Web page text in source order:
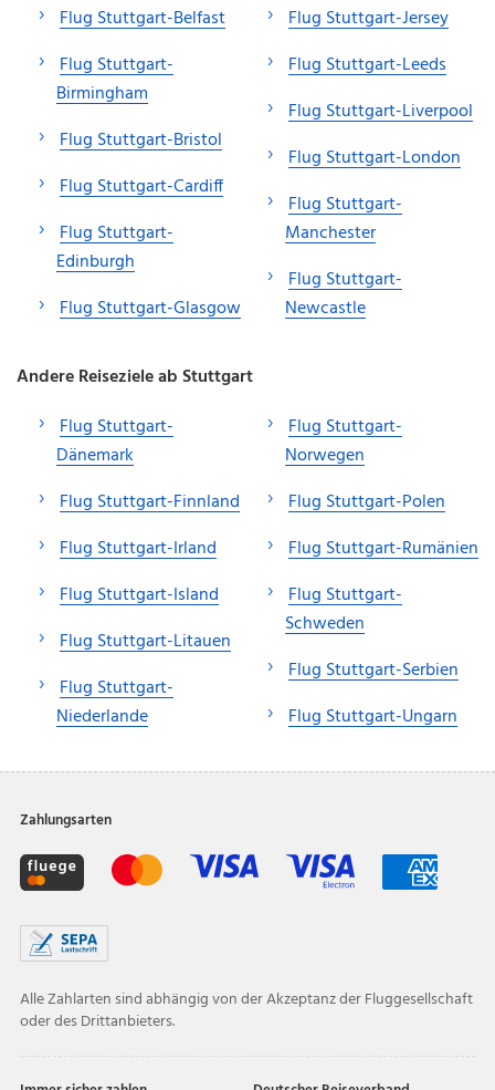
Flug Stuttgart-Belfast
Flug Stuttgart-
Birmingham
Flug Stuttgart-Bristol
Flug Stuttgart-Cardiff
Flug Stuttgart-
Edinburgh
Flug Stuttgart-Glasgow
Flug Stuttgart-Jersey
Flug Stuttgart-Leeds
Flug Stuttgart-Liverpool
Flug Stuttgart-London
Flug Stuttgart-
Manchester
Flug Stuttgart-
Newcastle
Andere Reiseziele ab Stuttgart
Flug Stuttgart-
Dänemark
Flug Stuttgart-Finnland
Flug Stuttgart-Irland
Flug Stuttgart-Island
Flug Stuttgart-Litauen
Flug Stuttgart-
Niederlande
Flug Stuttgart-
Norwegen
Flug Stuttgart-Polen
Flug Stuttgart-Rumänien
Flug Stuttgart-
Schweden
Flug Stuttgart-Serbien
Flug Stuttgart-Ungarn